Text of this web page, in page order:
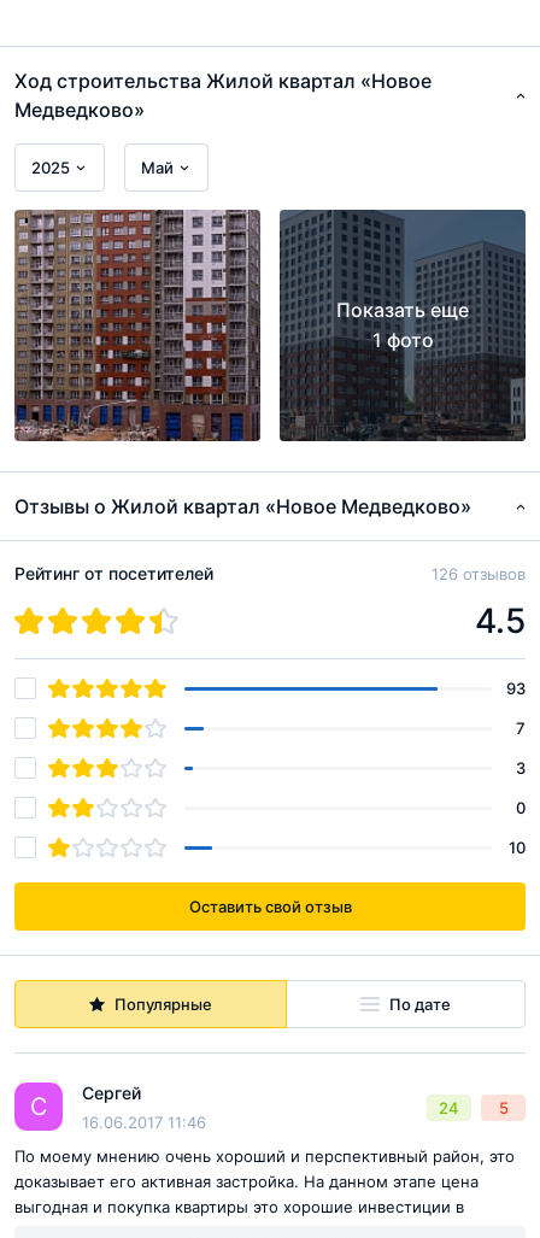
Входные группы в квартале «Новое Медведково»
стандартно просторные, максимально приспособленные
для нужд проживающих. Здесь предусмотрены
колясочные помещения, а также келлеры для хранения
крупногабаритных вещей. Подъезды оборудованы
удобными пандусами для маломобильных жильцов, а
также мам с колясками. Если вы приобрели квартиру без
отделки и делаете ремонт самостоятельно, заносить в
поверхности также будет куда удобнее.
качественное благоустройство. Вокруг жилых
корпусов застройщик организовал комфортные
прогулочные зоны и озеленение.Собственный
пешеходный бульвар протянулся вдоль всего квартала
на один километр. Вдоль него установлены перголы и
скамеечки. Застройщик высадил большое количество
Для спортсменов организованы воркаут-площадки.
Самые маленькие жители квартала «Новое Медведково»
могут поиграть в детских зонах. Если любите кататься на
велосипеде – велодорожки тоже есть.
Ход строительства Жилой квартал «Новое
Медведково»
2025 Май
Показать еще
1 фото
Отзывы о Жилой квартал «Новое Медведково»
Оставить свой отзыв
Популярные По дате
С Сергей
16.06.2017 11:46
24 5
По моему мнению очень хороший и перспективный район, это
доказывает его активная застройка. На данном этапе цена
выгодная и покупка квартиры это хорошие инвестиции в
Рейтинг от посетителей 126 отзывов
4.5
93
7
3
0
10